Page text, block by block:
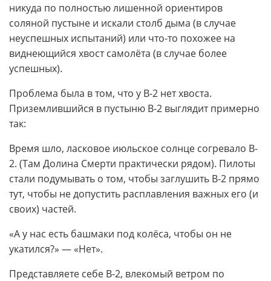
никуда по полностью лишенной ориентиров
соляной пустыне и искали столб дыма (в случае
неуспешных испытаний) или что-то похожее на
виднеющийся хвост самолёта (в случае более
успешных).
Проблема была в том, что у B-2 нет хвоста.
Приземлившийся в пустыню B-2 выглядит примерно
так:
Время шло, ласковое июльское солнце согревало B-
2. (Там Долина Cмерти практически рядом). Пилоты
стали подумывать о том, чтобы заглушить B-2 прямо
тут, чтобы не допустить расплавления важных его (и
своих) частей.
«А у нас есть башмаки под колёса, чтобы он не
укатился?» — «Нет».
Представляете себе B-2, влекомый ветром по